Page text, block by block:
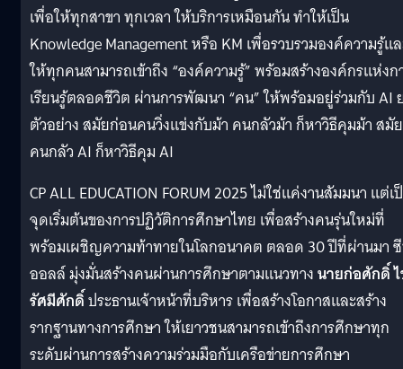
เพื่อให้ทุกสาขา ทุกเวลา ให้บริการเหมือนกัน ทำให้เป็น
Knowledge Management หรือ KM เพื่อรวบรวมองค์ความรู้แ
ให้ทุกคนสามารถเข้าถึง “องค์ความรู้” พร้อมสร้างองค์กรแห่งก
เรียนรู้ตลอดชีวิต ผ่านการพัฒนา “คน” ให้พร้อมอยู่ร่วมกับ AI
ตัวอย่าง สมัยก่อนคนวิ่งแข่งกับม้า คนกลัวม้า ก็หาวิธีคุมม้า สมั
คนกลัว AI ก็หาวิธีคุม AI
CP ALL EDUCATION FORUM 2025 ไม่ใช่แค่งานสัมมนา แต่เ
จุดเริ่มต้นของการปฏิวัติการศึกษาไทย เพื่อสร้างคนรุ่นใหม่ที่
พร้อมเผชิญความท้าทายในโลกอนาคต ตลอด 30 ปีที่ผ่านมา
ออลล์ มุ่งมั่นสร้างคนผ่านการศึกษาตามแนวทางนายก่อศักดิ์
รัศมีศักดิ์ประธานเจ้าหน้าที่บริหาร เพื่อสร้างโอกาสและสร้าง
รากฐานทางการศึกษา ให้เยาวชนสามารถเข้าถึงการศึกษาทุก
ระดับผ่านการสร้างความร่วมมือกับเครือข่ายการศึกษา